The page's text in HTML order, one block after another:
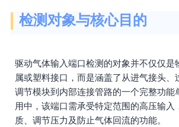
检测对象与核心目的
驱动气体输入端口检测的对象并不仅仅是
属或塑料接口，而是涵盖了从进气接头、
调节模块到内部连接管路的一个完整功能
用中，该端口需承受特定范围的高压输入
质、调节压力及防止气体回流的功能。